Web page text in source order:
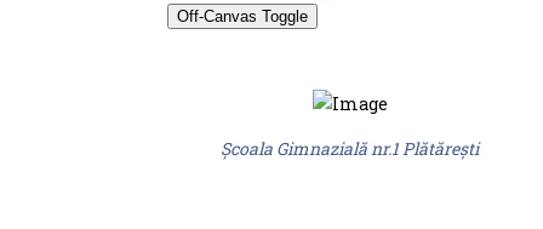
Off-Canvas Toggle
Şcoala Gimnazială nr.1 Plătărești